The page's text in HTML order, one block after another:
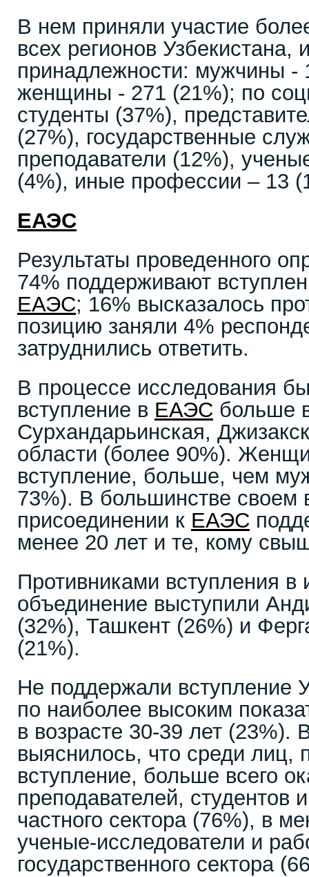
В нем приняли участие
всех регионов Узбекистана,
принадлежности: мужчины -
женщины - 271 (21%); по
студенты (37%),
(27%), государственные
преподаватели (12%),
(4%), иные профессии – 13
ЕАЭС
Результаты проведенного
74% поддерживают
ЕАЭС; 16% высказалось
позицию заняли 4%
затруднились ответить.
В процессе исследования
вступление в ЕАЭС больше
Сурхандарьинская,
области (более 90%).
вступление, больше, чем
73%). В большинстве своем
присоединении к ЕАЭС
менее 20 лет и те, кому
Противниками вступления в
объединение выступили
(32%), Ташкент (26%) и
(21%).
Не поддержали вступление
по наиболее высоким
в возрасте 30-39 лет (23%).
выяснилось, что среди
вступление, больше всего
преподавателей, студентов
частного сектора (76%), в
ученые-исследователи и
государственного сектора